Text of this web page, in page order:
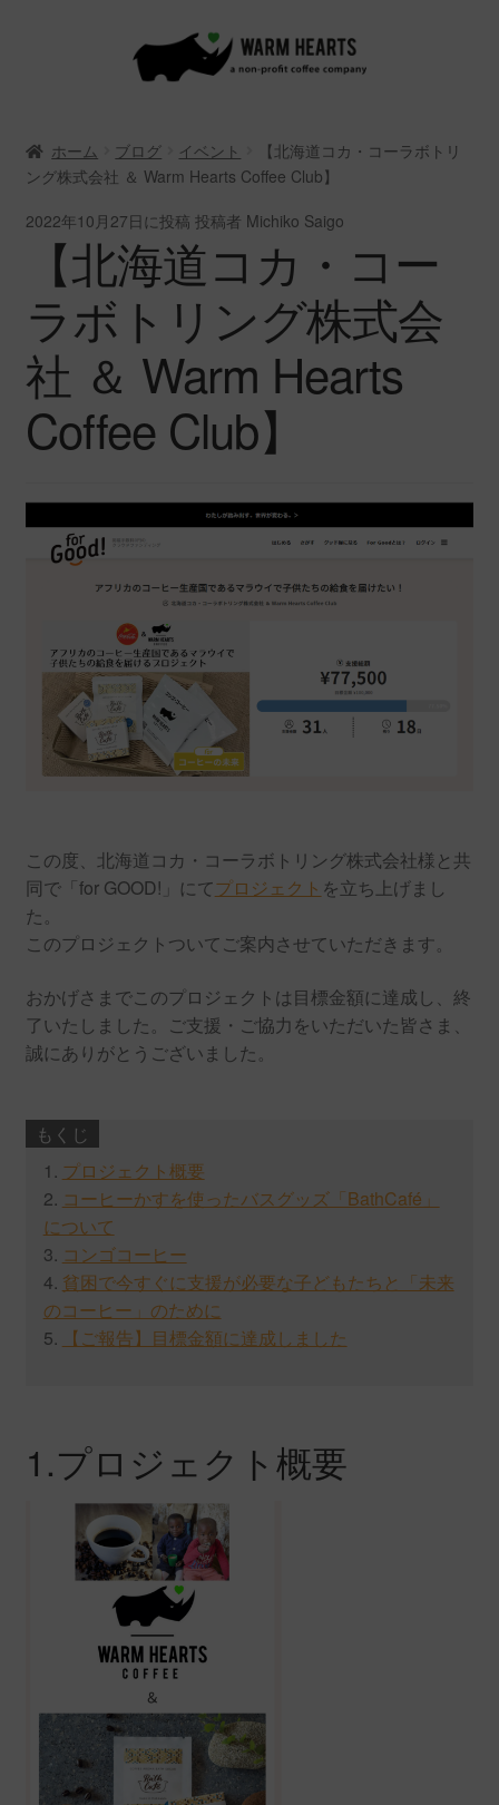
シ
ョ
ッ
プ
ツ
へ
ホーム ブログ イベント
【北海道コカ・コーラボトリ
ング株式会社 ＆ Warm Hearts Coffee Club】
2022年10月27日に投稿 投稿者 Michiko Saigo
【北海道コカ・コー
ラボトリング株式会
社 ＆ Warm Hearts
Coffee Club】
この度、北海道コカ・コーラボトリング株式会社様と共
同で「for GOOD!」にてプロジェクト を立ち上げまし
た。
このプロジェクトついてご案内させていただきます。
おかげさまでこのプロジェクトは目標金額に達成し、終
了いたしました。ご支援・ご協力をいただいた皆さま、
誠にありがとうございました。
もくじ
1. プロジェクト概要
2. コーヒーかすを使ったバスグッズ「BathCafé」
について
3. コンゴコーヒー
4. 貧困で今すぐに支援が必要な子どもたちと「未来
のコーヒー」のために
5.
【ご報告】目標金額に達成しました
1.プロジェクト概要